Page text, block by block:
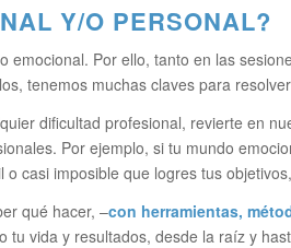
Y/O PERSONAL?
emocional. Por ello, tanto en las
tenemos muchas claves para
dificultad profesional, revierte en
Por ejemplo, si tu mundo
casi imposible que logres tus
qué hacer, –con herramientas,
tu vida y resultados, desde la raíz y